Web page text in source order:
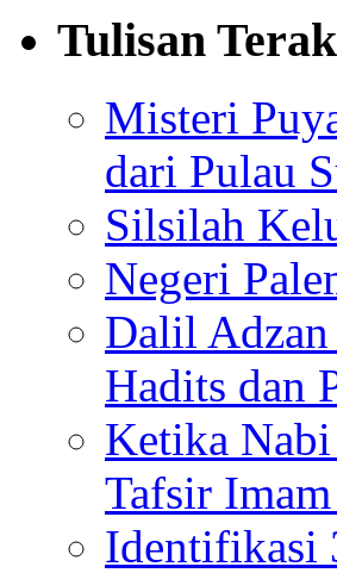
Tulisan
Misteri
dari Pulau
Silsilah
Negeri
Dalil Adzan
Hadits dan
Ketika Nabi
Tafsir
Identifikasi